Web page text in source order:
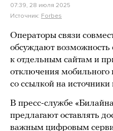
07:39, 28 июля 2025
Источник: Forbes
Операторы связи
обсуждают возможность
к отдельным сайтам и
отключения мобильного
со ссылкой на источники
В пресс-службе
предлагают оставлять
важным цифровым